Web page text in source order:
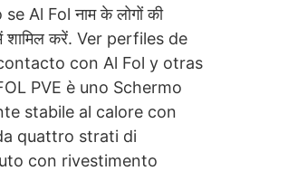
Al Fol नाम के लोगों की
शामिल करें. Ver perfiles de
con Al Fol y otras
PVE è uno Schermo
stabile al calore con
quattro strati di
con rivestimento